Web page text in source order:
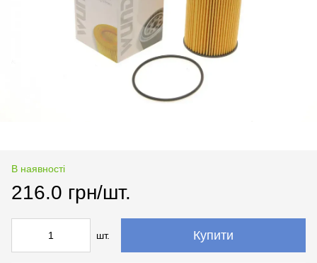
В наявності
216.0 грн/шт.
шт. Купити